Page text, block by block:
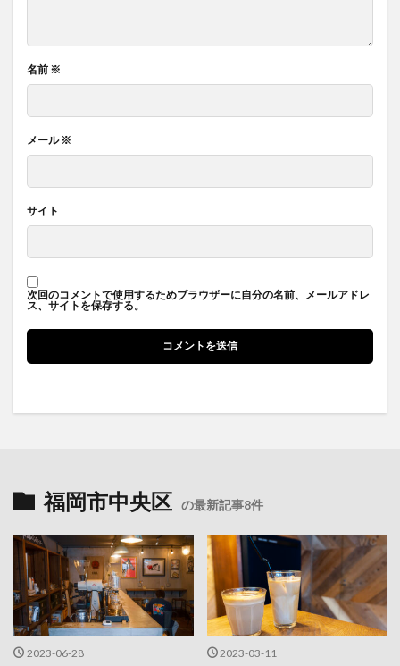
名前 ※
メール※
サイト
次回のコメントで使用するためブラウザーに自分の名前、メールアドレ
ス、サイトを保存する。
福岡市中央区 の最新記事8件
2023-06-28 2023-03-11